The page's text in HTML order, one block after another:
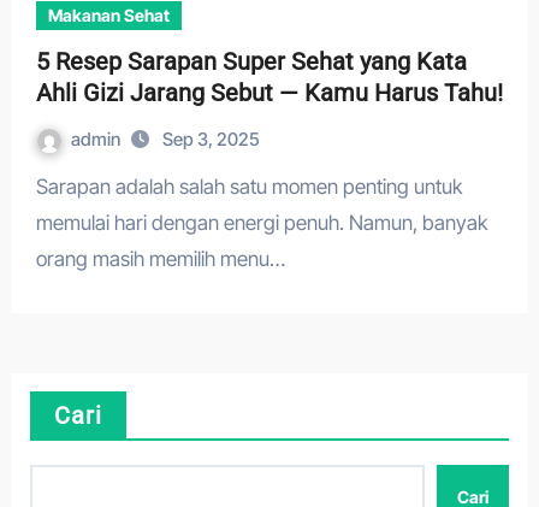
Makanan Sehat
5 Resep Sarapan Super Sehat yang Kata
Ahli Gizi Jarang Sebut — Kamu Harus Tahu!
admin Sep 3, 2025
Sarapan adalah salah satu momen penting untuk
memulai hari dengan energi penuh. Namun, banyak
orang masih memilih menu…
Cari
Cari